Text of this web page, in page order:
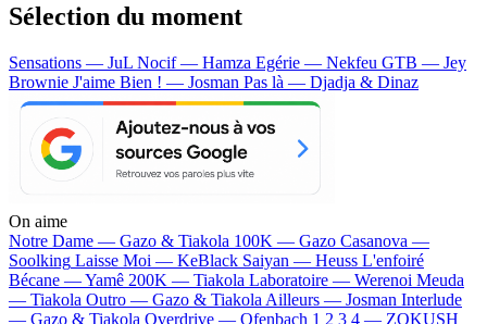
Sélection du moment
Sensations — JuL Nocif — Hamza Egérie — Nekfeu GTB — Jey
Brownie J'aime Bien ! — Josman Pas là — Djadja & Dinaz
On aime
Notre Dame — Gazo & Tiakola 100K — Gazo Casanova —
Soolking Laisse Moi — KeBlack Saiyan — Heuss L'enfoiré
Bécane —Yamê 200K — Tiakola Laboratoire — Werenoi Meuda
— Tiakola Outro — Gazo & Tiakola Ailleurs — Josman Interlude
— Gazo & Tiakola Overdrive — Ofenbach 1 2 3 4 — ZOKUSH